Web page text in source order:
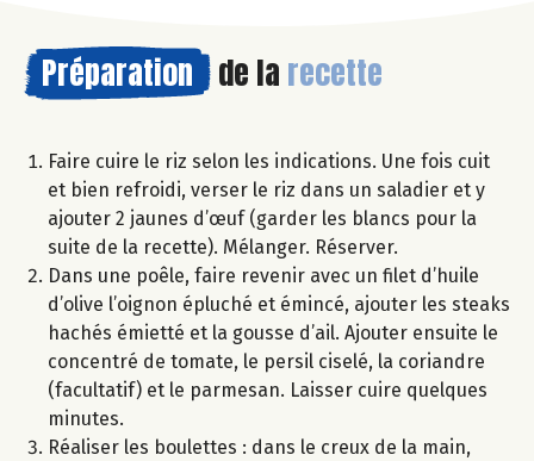
Préparation de la recette
Faire cuire le riz selon les indications. Une fois cuit
et bien refroidi, verser le riz dans un saladier et y
ajouter 2 jaunes d’œuf (garder les blancs pour la
suite de la recette). Mélanger. Réserver.
Dans une poêle, faire revenir avec un filet d’huile
d’olive l’oignon épluché et émincé, ajouter les steaks
hachés émietté et la gousse d’ail. Ajouter ensuite le
concentré de tomate, le persil ciselé, la coriandre
(facultatif) et le parmesan. Laisser cuire quelques
minutes.
Réaliser les boulettes : dans le creux de la main,